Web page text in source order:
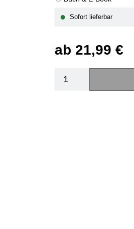
● Sofort lieferbar
ab 21,99 €